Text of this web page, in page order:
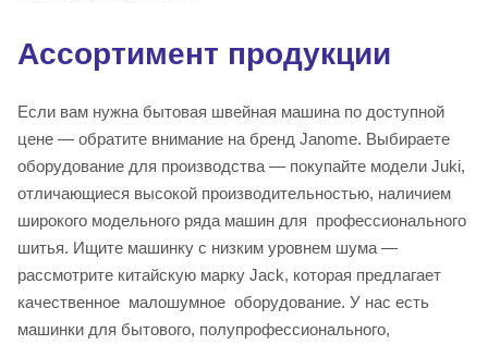
Ассортимент продукции
Если вам нужна бытовая швейная машина по доступной
цене — обратите внимание на бренд Janome. Выбираете
оборудование для производства — покупайте модели Juki,
отличающиеся высокой производительностью, наличием
широкого модельного ряда машин для профессионального
шитья. Ищите машинку с низким уровнем шума —
рассмотрите китайскую марку Jack, которая предлагает
качественное малошумное оборудование. У нас есть
машинки для бытового, полупрофессионального,